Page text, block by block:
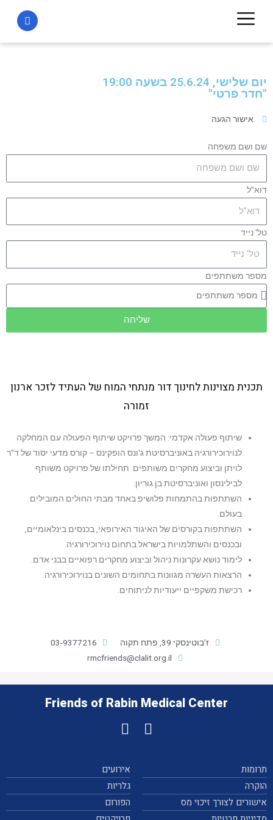
יום שלישי, 25.6.24 בשעה 19:00
"חדר פרטי"
אישור הגעה
שם ושם משפחה
דוא"ל
טל' נייד
מספר משתתפים
שליחה
תכנית מצוינות לחינוך דור מנתחי המוח של העתיד לזכר ארנון
זמורה
שיתוף פעולה אקדמי: המשך פרויקט שיתוף הפעולה עם המחלקה
לנוירוכירורגיה באוניברסיטת ג'ונס הופקינס – קורס מדעי יסוד של ד"ר
לויתן וביצוע מחקרים משותפים. תחילתו של פרויקט משותף
לבילינסון ואוניברסיטת בן גוריון.
השתתפות בהתמחות פלושיפ באחד מבתי החולים המובילים
בעולם.
השתתפות בקורסים של האיגוד האירופאי, בכנסים בינלאומיים,
ובכנסים והשתלמויות בישראל בתחום נוירוכירורגיה.
לימוד נושא עקרונות ניהול וביצוע מחקרים רפואיים בבני אדם.
הרצאות העשרה מגוונות בתחומים השונים בנוירוכירורגיה.
רכישת משקפיים ייעודיות לניתוחים.
ז’בוטינסקי 39, פתח תקוה
03-9377216
rmcfriends@clalit.org.il
Friends of Rabin Medical Center
תרומות
הוקרה
אישורים לצורך זיכוי מס
אירועים
גלריות
הפורום